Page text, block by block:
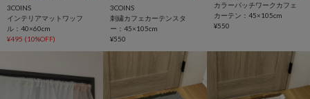
3COINS
インテリアマットワッフ
ル：40×60cm
¥495 (10%OFF)
3COINS
刺繍カフェカーテンスタ
ー：45×105cm
¥550
カラーパッチワークカフェ
カーテン：45×105cm
¥550